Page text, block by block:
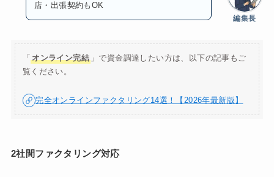
編集長
店・出張契約もOK
「オンライン完結 」で資金調達したい方は、以下の記事もご
覧ください。
完全オンラインファクタリング14選！【2026年最新版】
2社間ファクタリング対応